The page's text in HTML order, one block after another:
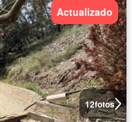
12fotos
Actualizado